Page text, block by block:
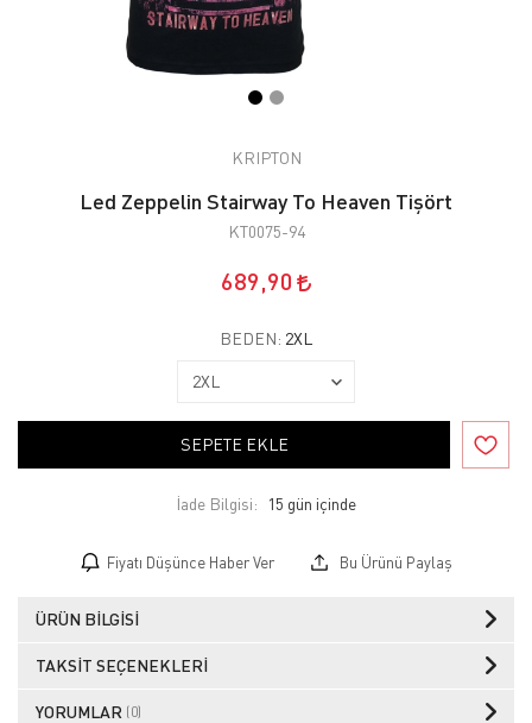
KRIPTON
Led Zeppelin Stairway To Heaven Tişört
KT0075-94
689,90
BEDEN: 2XL
SEPETE EKLE
İade Bilgisi:
Fiyatı Düşünce Haber Ver Bu Ürünü Paylaş
ÜRÜN BILGISI
TAKSIT SEÇENEKLERI
YORUMLAR (0)